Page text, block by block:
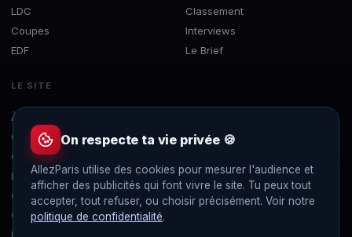
LDC
Coupes
EDF
Classement
Interviews
Le Brief
LE SITE
À propos
Concours
Contact
Mentions légales
Confidentialité
Gérer les cookies
On respecte ta vie privée 🍪
AllezParis utilise des cookies pour mesurer l'audience et
afficher des publicités qui font vivre le site. Tu peux tout
accepter, tout refuser, ou choisir précisément. Voir notre
politique de confidentialité.